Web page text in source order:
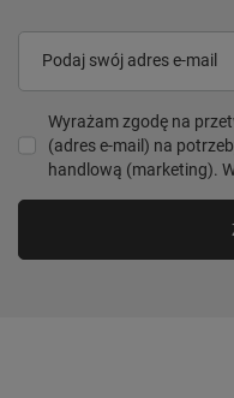
Podaj swój adres e-mail
Wyrażam zgodę na
(adres e-mail) na
handlową (marketing).